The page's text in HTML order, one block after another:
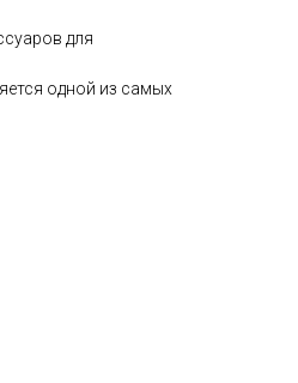
для
одной из самых